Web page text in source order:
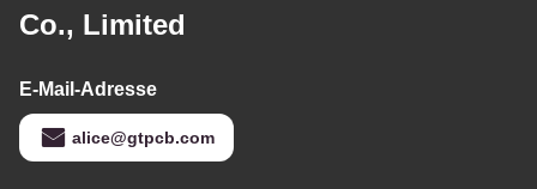
Co., Limited
E-Mail-Adresse
alice@gtpcb.com